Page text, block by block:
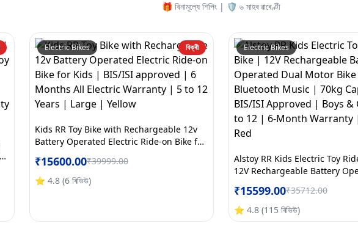
🎁 বিনামূল্যে শিপিং | 🛡️ ৬ মাহৰ ৱাৰেণ্টী
Electric Bikes বিক্ৰী
Kids RR Toy Bike with Rechargeable 12v
Battery Operated Electric Ride-on Bike for
Electric Warranty | 5 to 12 Years | Large |
Yellow
₹15600.00₹39999.00
⭐ 4.8 (6 ৰিভিউ)
Electric Bikes
Alstoy RR Kids Electric Toy
12V Rechargeable Battery
70kg Capacity | BIS/ISI
Girls Age 5 to 12 | 6-Month
Large | Red
₹15599.00₹35712.00
⭐ 4.8 (115 ৰিভিউ)